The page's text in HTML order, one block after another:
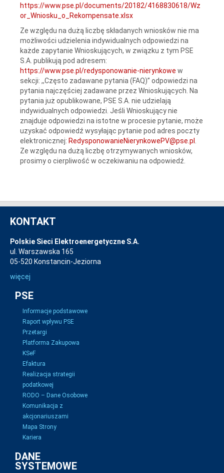
https://www.pse.pl/documents/20182/4168830618/Wz
or_Wniosku_o_Rekompensate.xlsx
Ze względu na dużą liczbę składanych wniosków nie ma
możliwości udzielenia indywidualnych odpowiedzi na
każde zapytanie Wnioskujących, w związku z tym PSE
S.A. publikują pod adresem:
https://www.pse.pl/redysponowanie-nierynkowe w
sekcji: ,,Często zadawane pytania (FAQ)” odpowiedzi na
pytania najczęściej zadawane przez Wnioskujących. Na
pytania już opublikowane, PSE S.A. nie udzielają
indywidualnych odpowiedzi. Jeśli Wnioskujący nie
znajduje odpowiedzi na istotne w procesie pytanie, może
uzyskać odpowiedź wysyłając pytanie pod adres poczty
elektronicznej: RedysponowanieNierynkowePV@pse.pl
Ze względu na dużą liczbę otrzymywanych wniosków,
prosimy o cierpliwość w oczekiwaniu na odpowiedź.
KONTAKT
Polskie Sieci Elektroenergetyczne S.A.
ul. Warszawska 165
05-520 Konstancin-Jeziorna
więcej
PSE
Informacje podstawowe
Raport wpływu PSE
Przetargi
Platforma Zakupowa
KSeF
Efaktura
Realizacja strategii
podatkowej
RODO – Dane Osobowe
Komunikacja z
akcjonariuszami
Mapa Strony
Kariera
DANE
SYSTEMOWE